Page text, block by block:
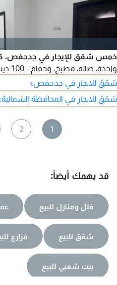
خمس شقق للإيجار في جدحفص،
واحدة، صالة، مطبخ، وحمام - 100 دينار بحريني بدون كهرباء.
شقق للايجار في جدحفص›
شقق للايجار في المحافظة الشمالية
1
2
قد يهمك أيضاً:
فلل ومنازل للبيع
شقق للبيع مزارع
بيت شعبي للبيع